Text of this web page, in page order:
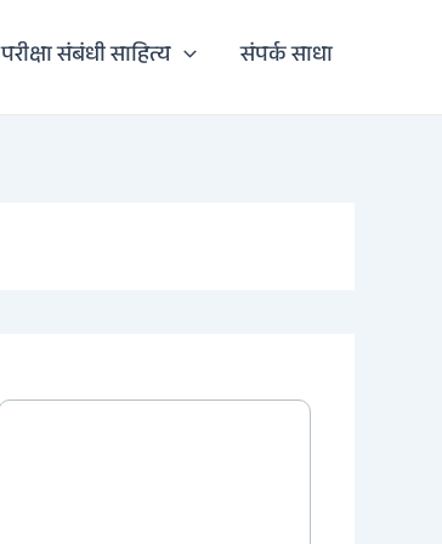
परीक्षा संबंधी साहित्य संपर्क साधा